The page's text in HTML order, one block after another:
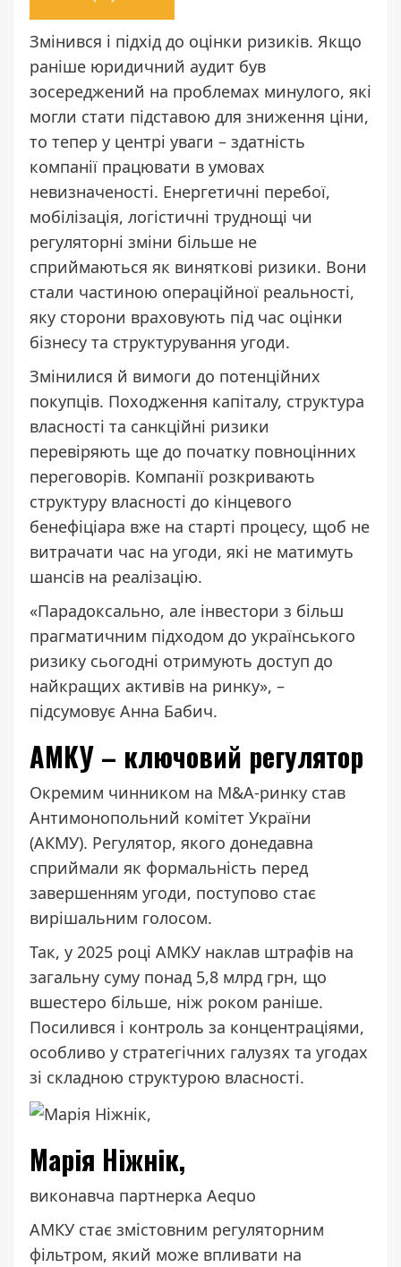
Змінився і підхід до оцінки ризиків. Якщо
раніше юридичний аудит був
зосереджений на проблемах минулого, які
могли стати підставою для зниження ціни,
то тепер у центрі уваги – здатність
компанії працювати в умовах
невизначеності. Енергетичні перебої,
мобілізація, логістичні труднощі чи
регуляторні зміни більше не
сприймаються як виняткові ризики. Вони
стали частиною операційної реальності,
яку сторони враховують під час оцінки
бізнесу та структурування угоди.
Змінилися й вимоги до потенційних
покупців. Походження капіталу, структура
власності та санкційні ризики
перевіряють ще до початку повноцінних
переговорів. Компанії розкривають
структуру власності до кінцевого
бенефіціара вже на старті процесу, щоб не
витрачати час на угоди, які не матимуть
шансів на реалізацію.
«Парадоксально, але інвестори з більш
прагматичним підходом до українського
ризику сьогодні отримують доступ до
найкращих активів на ринку», –
підсумовує Анна Бабич.
АМКУ – ключовий регулятор
Окремим чинником на M&A-ринку став
Антимонопольний комітет України
(АКМУ). Регулятор, якого донедавна
сприймали як формальність перед
завершенням угоди, поступово стає
вирішальним голосом.
Так, у 2025 році АМКУ наклав штрафів на
загальну суму понад 5,8 млрд грн, що
вшестеро більше, ніж роком раніше.
Посилився і контроль за концентраціями,
особливо у стратегічних галузях та угодах
зі складною структурою власності.
Марія Ніжнік,
виконавча партнерка Aequo
АМКУ стає змістовним регуляторним
фільтром, який може впливати на